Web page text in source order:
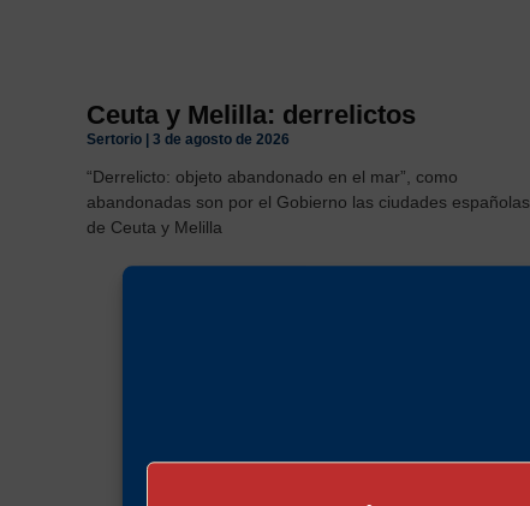
Ceuta y Melilla: derrelictos
Sertorio 3 de agosto de 2026
“Derrelicto: objeto abandonado en el mar”, como
abandonadas son por el Gobierno las ciudades españolas
de Ceuta y Melilla